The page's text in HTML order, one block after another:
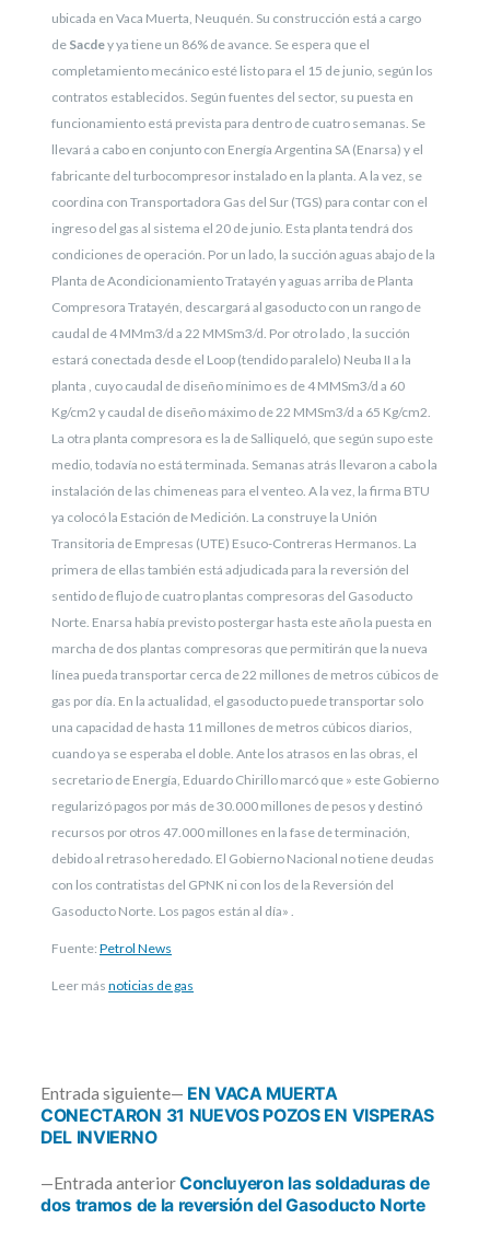
ubicada en Vaca Muerta, Neuquén. Su construcción está a cargo
de Sacdey ya tiene un 86% de avance. Se espera que el
completamiento mecánico esté listo para el 15 de junio, según los
contratos establecidos. Según fuentes del sector, su puesta en
funcionamiento está prevista para dentro de cuatro semanas. Se
llevará a cabo en conjunto con Energía Argentina SA (Enarsa) y el
fabricante del turbocompresor instalado en la planta. A la vez, se
coordina con Transportadora Gas del Sur (TGS) para contar con el
ingreso del gas al sistema el 20 de junio. Esta planta tendrá dos
condiciones de operación. Por un lado, la succión aguas abajo de la
Planta de Acondicionamiento Tratayén y aguas arriba de Planta
Compresora Tratayén, descargará al gasoducto con un rango de
caudal de 4 MMm3/d a 22 MMSm3/d. Por otro lado , la succión
estará conectada desde el Loop (tendido paralelo) Neuba II a la
planta , cuyo caudal de diseño mínimo es de 4 MMSm3/d a 60
Kg/cm2 y caudal de diseño máximo de 22 MMSm3/d a 65 Kg/cm2.
La otra planta compresora es la de Salliqueló, que según supo este
medio, todavía no está terminada. Semanas atrás llevaron a cabo la
instalación de las chimeneas para el venteo. A la vez, la firma BTU
ya colocó la Estación de Medición. La construye la Unión
Transitoria de Empresas (UTE) Esuco-Contreras Hermanos. La
primera de ellas también está adjudicada para la reversión del
sentido de flujo de cuatro plantas compresoras del Gasoducto
Norte. Enarsa había previsto postergar hasta este año la puesta en
marcha de dos plantas compresoras que permitirán que la nueva
línea pueda transportar cerca de 22 millones de metros cúbicos de
gas por día. En la actualidad, el gasoducto puede transportar solo
una capacidad de hasta 11 millones de metros cúbicos diarios,
cuando ya se esperaba el doble. Ante los atrasos en las obras, el
secretario de Energía, Eduardo Chirillo marcó que » este Gobierno
regularizó pagos por más de 30.000 millones de pesos y destinó
recursos por otros 47.000 millones en la fase de terminación,
debido al retraso heredado. El Gobierno Nacional no tiene deudas
con los contratistas del GPNK ni con los de la Reversión del
Gasoducto Norte. Los pagos están al día» .
Fuente: Petrol News
Leer más noticias de gas
Navegación
de Entrada anteriorEntrada
anterior:
Concluyeron las soldaduras de
dos tramos de la reversión del Gasoducto Norte
Entrada siguiente
Entrada
siguiente:
EN VACA MUERTA
CONECTARON 31 NUEVOS POZOS EN VISPERAS
DEL INVIERNO